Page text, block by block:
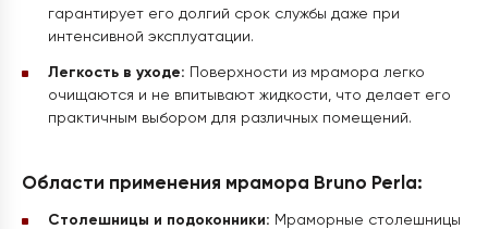
гарантирует его долгий срок службы даже при
интенсивной эксплуатации.
Легкость в уходе: Поверхности из мрамора легко
очищаются и не впитывают жидкости, что делает его
практичным выбором для различных помещений.
Области применения мрамора Bruno Perla:
Столешницы и подоконники: Мраморные столешницы